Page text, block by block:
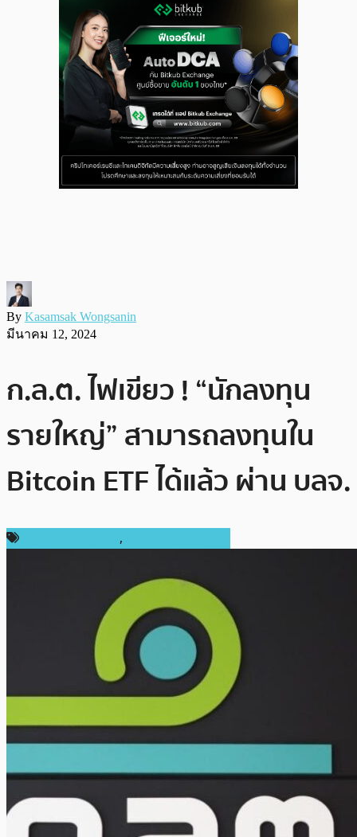
By Kasamsak Wongsanin
มีนาคม 12, 2024
ก.ล.ต. ไฟเขียว ! “นักลงทุน
รายใหญ่” สามารถลงทุนใน
Bitcoin ETF ได้แล้ว ผ่าน บลจ.
,